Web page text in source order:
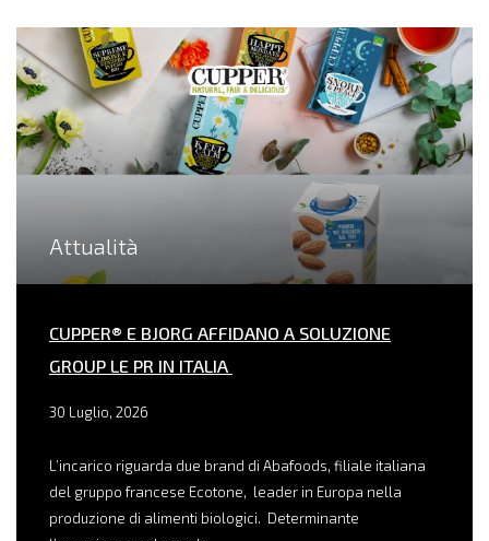
Attualità
CUPPER® E BJORG AFFIDANO A SOLUZIONE
GROUP LE PR IN ITALIA
30 Luglio, 2026
L’incarico riguarda due brand di Abafoods, filiale italiana
del gruppo francese Ecotone, leader in Europa nella
produzione di alimenti biologici. Determinante